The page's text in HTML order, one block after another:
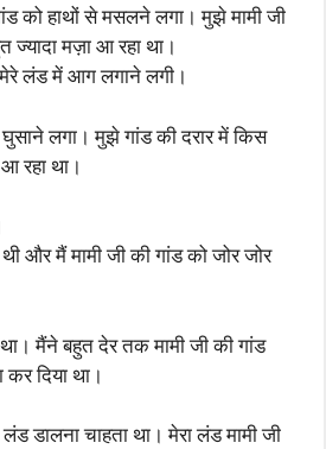
को हाथों से मसलने लगा। मुझे मामी जी
मज़ा आ रहा था।
मेरे लंड में आग लगाने लगी।
घुसाने लगा। मुझे गांड की दरार में किस
रहा था।
और मैं मामी जी की गांड को जोर जोर
था। मैंने बहुत देर तक मामी जी की गांड
दिया था।
डालना चाहता था। मेरा लंड मामी जी